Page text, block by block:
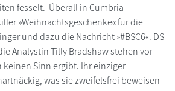
fesselt. Überall in Cumbria
»Weihnachtsgeschenke« für die
und dazu die Nachricht »#BSC6«. DS
Analystin Tilly Bradshaw stehen vor
keinen Sinn ergibt. Ihr einziger
was sie zweifelsfrei beweisen